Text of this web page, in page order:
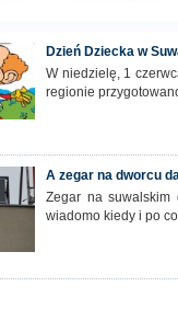
Dzień Dziecka w
W niedzielę, 1
regionie
A zegar na dworcu
Zegar na suwalskim
wiadomo kiedy i po